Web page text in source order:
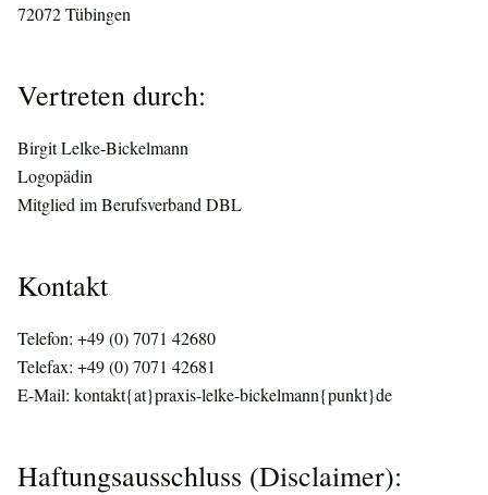
72072 Tübingen
Vertreten durch:
Birgit Lelke-Bickelmann
Logopädin
Mitglied im Berufsverband DBL
Kontakt
Telefon: +49 (0) 7071 42680
Telefax: +49 (0) 7071 42681
E-Mail: kontakt{at}praxis-lelke-bickelmann{punkt}de
Haftungsausschluss (Disclaimer):